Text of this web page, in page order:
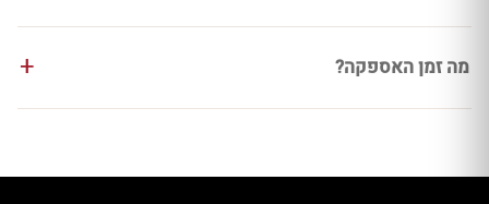
מה זמן האספקה?